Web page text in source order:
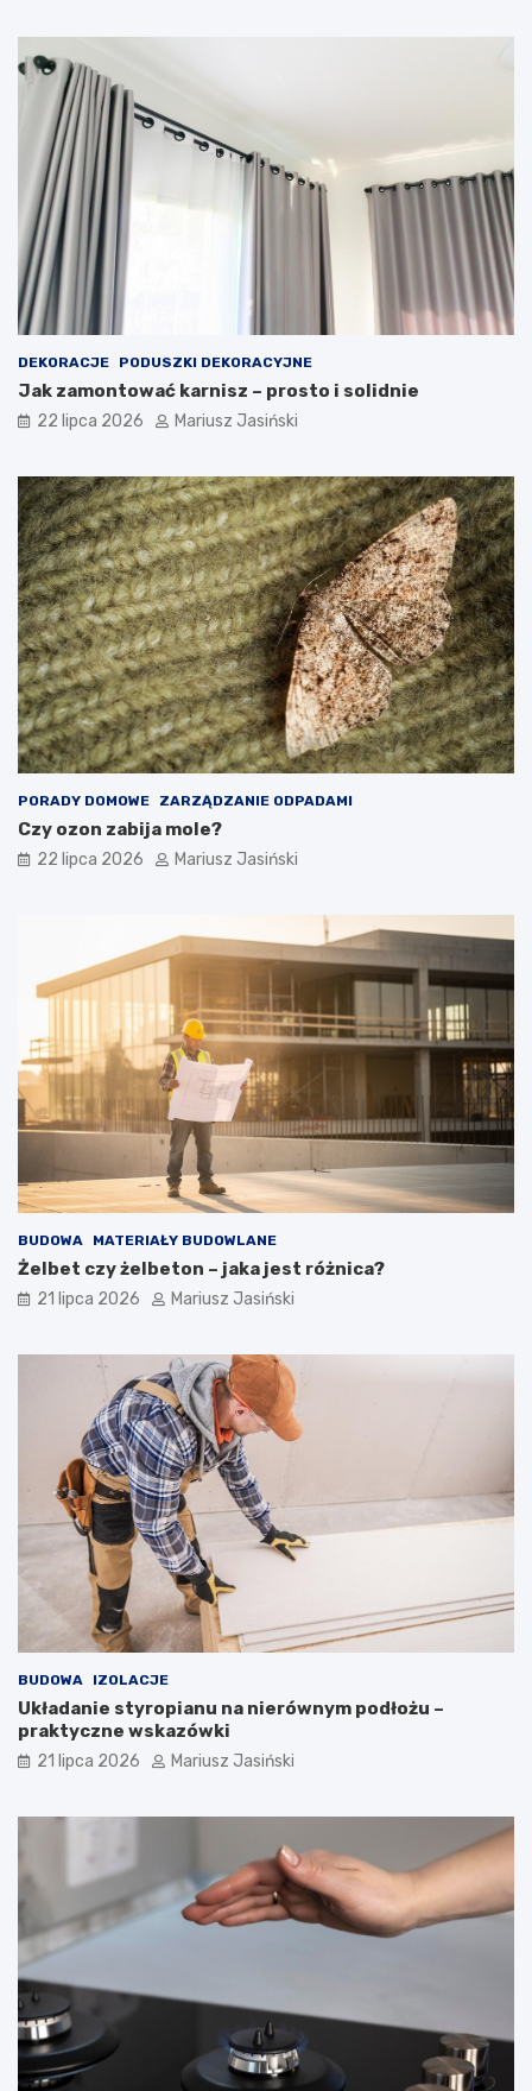
DEKORACJE PODUSZKI DEKORACYJNE
Jak zamontować karnisz – prosto i solidnie
22 lipca 2026 Mariusz Jasiński
PORADY DOMOWE ZARZĄDZANIE ODPADAMI
Czy ozon zabija mole?
22 lipca 2026 Mariusz Jasiński
BUDOWA MATERIAŁY BUDOWLANE
Żelbet czy żelbeton – jaka jest różnica?
21 lipca 2026 Mariusz Jasiński
BUDOWA IZOLACJE
Układanie styropianu na nierównym podłożu –
praktyczne wskazówki
21 lipca 2026 Mariusz Jasiński